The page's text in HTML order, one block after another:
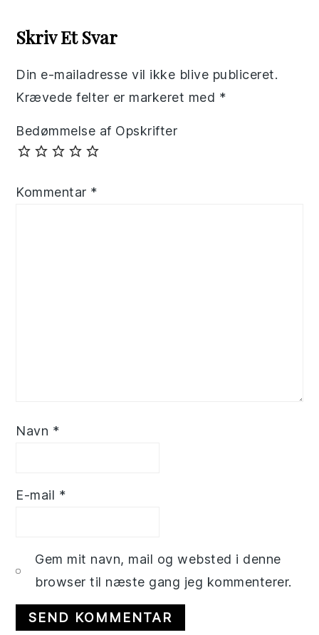
Interactions
Skriv Et Svar
Din e-mailadresse vil ikke blive publiceret.
Krævede felter er markeret med *
Bedømmelse af Opskrifter
Kommentar *
Navn *
E-mail *
Gem mit navn, mail og websted i denne
browser til næste gang jeg kommenterer.